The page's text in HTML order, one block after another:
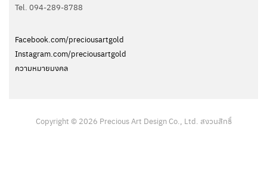
Tel. ‭094-289-8788‬
Facebook.com/preciousartgold
Instagram.com/preciousartgold
ความหมายมงคล
Copyright © 2026 Precious Art Design Co., Ltd. สงวนสิทธิ์